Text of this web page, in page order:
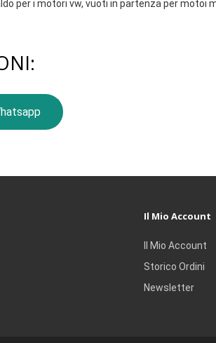
per i motori vw, vuoti in partenza per motoi
Il Mio Account
Il Mio Account
Storico Ordini
Newsletter